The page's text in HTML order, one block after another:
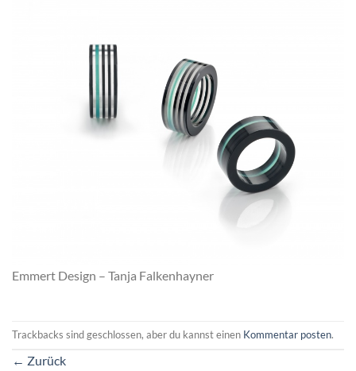
Emmert Design – Tanja Falkenhayner
Trackbacks sind geschlossen, aber du kannst einen Kommentar posten.
← Zurück